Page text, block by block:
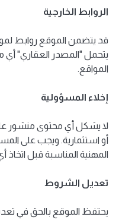
الروابط الخارجية
قد يتضمن الموقع روابط
يتحمل "المصدر العقاري"
المواقع.
إخلاء المسؤولية
لا يشكل أي محتوى منشور
أو استثمارية. ويجب على
المهنية المناسبة قبل اتخاذ
تعديل الشروط
يحتفظ الموقع بالحق في